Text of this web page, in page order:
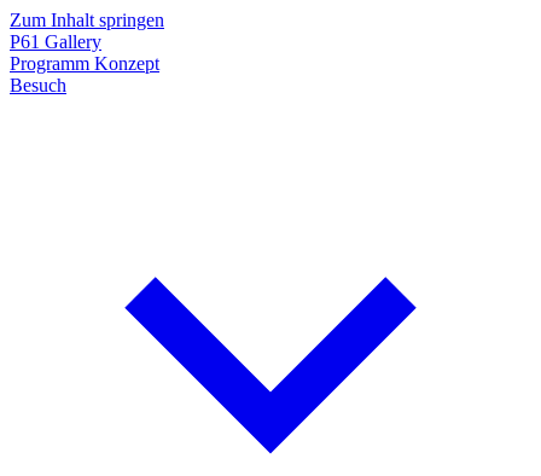
Zum Inhalt springen
P61 Gallery
Programm Konzept
Besuch